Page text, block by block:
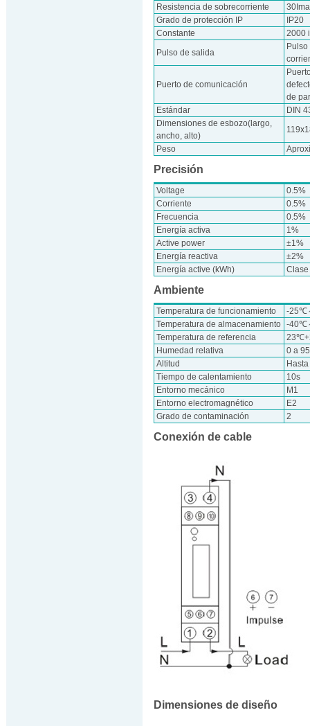
Resistencia de sobrecorriente
Grado de protección IP
IP20
Constante
2000
Pulso de salida
Puerto de comunicación
de
Estándar
DIN
Dimensiones de esbozo(largo,
ancho, alto)
Peso
Precisión
Voltage
0.5%
Corriente
0.5%
Frecuencia
0.5%
Energía activa
1%
Active power
±1%
Energía reactiva
±2%
Energía active (kWh)
Ambiente
Temperatura de funcionamiento
-25℃
Temperatura de almacenamiento
-40℃
Temperatura de referencia
Humedad relativa
0 a
Altitud
Tiempo de calentamiento
10s
Entorno mecánico
M1
Entorno electromagnético
E2
Grado de contaminación
2
Conexión de cable
Dimensiones de diseño